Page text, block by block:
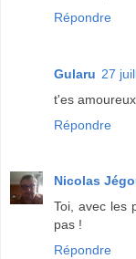
Répondre
Gularu 27
t'es
Répondre
Nicolas
Toi, avec les
pas !
Répondre